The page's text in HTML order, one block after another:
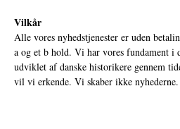
Vilkår
Alle vores nyhedstjenester er uden
a og et b hold. Vi har vores fundament i
udviklet af danske historikere gennem
vil vi erkende. Vi skaber ikke